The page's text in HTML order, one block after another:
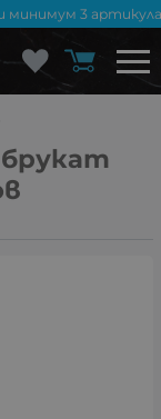
минимум 3
брукат